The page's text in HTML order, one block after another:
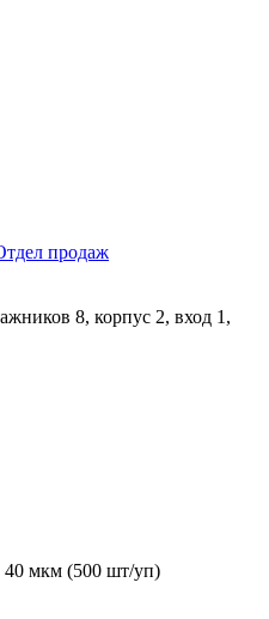
продаж
8, корпус 2, вход 1,
40 мкм (500 шт/уп)